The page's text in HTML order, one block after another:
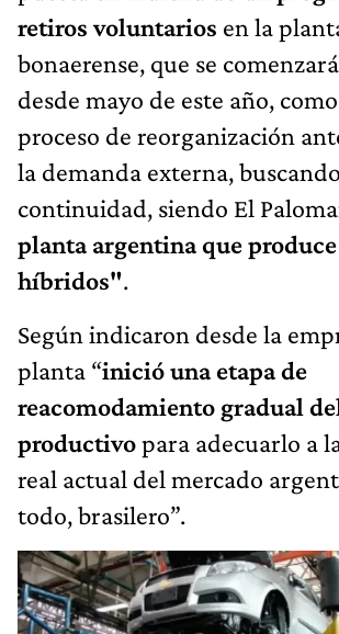
retiros voluntarios en la
bonaerense, que se
desde mayo de este año,
proceso de reorganización
la demanda externa,
continuidad, siendo El
planta argentina que
híbridos".
Según indicaron desde la
planta “inició una etapa de
reacomodamiento gradual
productivopara adecuarlo a
real actual del mercado
todo, brasilero”.